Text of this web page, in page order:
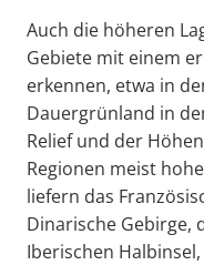
Auch die höheren
Gebiete mit einem
erkennen, etwa in
Dauergrünland in
Relief und der
Regionen meist
liefern das
Dinarische Gebirge,
Iberischen